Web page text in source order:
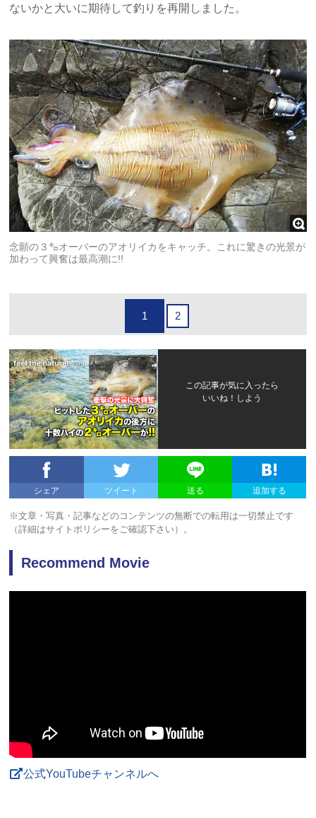
ないかと大いに期待して釣りを再開しました。
念願の３㌔オーバーのアオリイカをキャッチ。これに驚きの光景が
加わって興奮は最高潮に!!
1 2
この記事が気に入ったら
いいね！しよう
シェア ツイート 送る 追加する
※文章・写真・記事などのコンテンツの無断での転用は一切禁止です
（詳細はサイトポリシーをご確認下さい）。
Recommend Movie
公式YouTubeチャンネルへ